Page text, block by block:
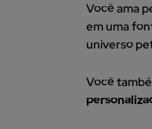
Você ama
em uma
universo
Você